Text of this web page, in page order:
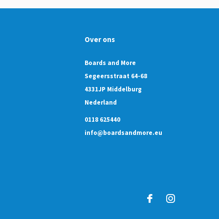
Over ons
Boards and More
Segeersstraat 64-68
4331JP Middelburg
Nederland
0118 625440
info@boardsandmore.eu